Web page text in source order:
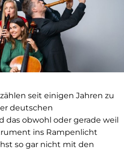
seit einigen Jahren zu
deutschen
das obwohl oder gerade weil
ins Rampenlicht
so gar nicht mit den